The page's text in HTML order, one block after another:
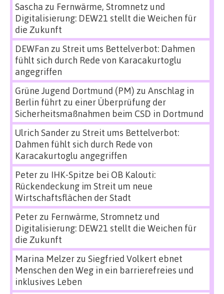
Sascha zu Fernwärme, Stromnetz und
Digitalisierung: DEW21 stellt die Weichen für
die Zukunft
DEWFan zu Streit ums Bettelverbot: Dahmen
fühlt sich durch Rede von Karacakurtoglu
angegriffen
Grüne Jugend Dortmund (PM) zu Anschlag in
Berlin führt zu einer Überprüfung der
Sicherheitsmaßnahmen beim CSD in Dortmund
Ulrich Sanderzu Streit ums Bettelverbot:
Dahmen fühlt sich durch Rede von
Karacakurtoglu angegriffen
Peterzu IHK-Spitze bei OB Kalouti:
Rückendeckung im Streit um neue
Wirtschaftsflächen der Stadt
Peterzu Fernwärme, Stromnetz und
Digitalisierung: DEW21 stellt die Weichen für
die Zukunft
Marina Melzerzu Siegfried Volkert ebnet
Menschen den Weg in ein barrierefreies und
inklusives Leben